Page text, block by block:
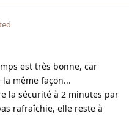
est très bonne, car
même façon...
la sécurité à 2 minutes par
rafraîchie, elle reste à